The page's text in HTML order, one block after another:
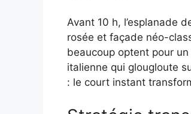
Avant 10 h, l’esplanade
rosée et façade néo-
beaucoup optent pour
italienne qui glougloute
: le court instant